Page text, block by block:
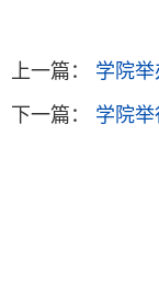
上一篇：
学院举办
下一篇：
学院